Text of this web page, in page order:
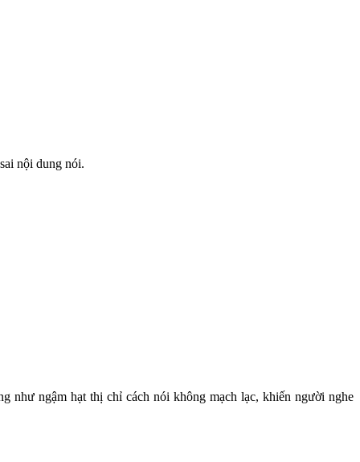
nội dung nói.
như ngậm hạt thị chỉ cách nói không mạch lạc, khiến người nghe